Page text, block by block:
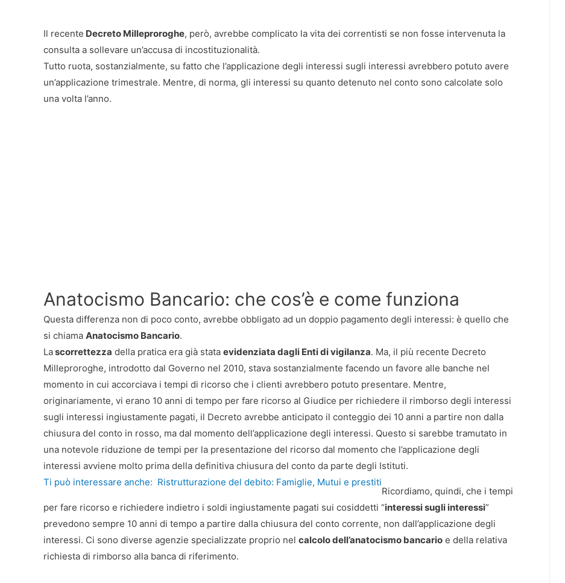
Il recente Decreto Milleproroghe, però, avrebbe complicato la vita dei correntisti se non fosse intervenuta la
consulta a sollevare un’accusa di incostituzionalità.
Tutto ruota, sostanzialmente, su fatto che l’applicazione degli interessi sugli interessi avrebbero potuto avere
un’applicazione trimestrale. Mentre, di norma, gli interessi su quanto detenuto nel conto sono calcolate solo
una volta l’anno.
Anatocismo Bancario: che cos’è e come funziona
Questa differenza non di poco conto, avrebbe obbligato ad un doppio pagamento degli interessi: è quello che
si chiama Anatocismo Bancario.
Lascorrettezza della pratica era già stata evidenziata dagli Enti di vigilanza. Ma, il più recente Decreto
Milleproroghe, introdotto dal Governo nel 2010, stava sostanzialmente facendo un favore alle banche nel
momento in cui accorciava i tempi di ricorso che i clienti avrebbero potuto presentare. Mentre,
originariamente, vi erano 10 anni di tempo per fare ricorso al Giudice per richiedere il rimborso degli interessi
sugli interessi ingiustamente pagati, il Decreto avrebbe anticipato il conteggio dei 10 anni a partire non dalla
chiusura del conto in rosso, ma dal momento dell’applicazione degli interessi. Questo si sarebbe tramutato in
una notevole riduzione de tempi per la presentazione del ricorso dal momento che l’applicazione degli
interessi avviene molto prima della definitiva chiusura del conto da parte degli Istituti.
Ti può interessare anche: Ristrutturazione del debito: Famiglie, Mutui e prestiti
Ricordiamo, quindi, che i tempi
per fare ricorso e richiedere indietro i soldi ingiustamente pagati sui cosiddetti “interessi sugli interessi”
prevedono sempre 10 anni di tempo a partire dalla chiusura del conto corrente, non dall’applicazione degli
interessi. Ci sono diverse agenzie specializzate proprio nel calcolo dell’anatocismo bancario e della relativa
richiesta di rimborso alla banca di riferimento.